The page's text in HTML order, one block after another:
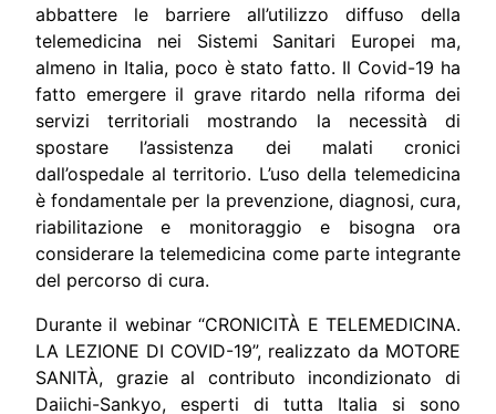
abbattere le barriere all’utilizzo diffuso della
telemedicina nei Sistemi Sanitari Europei ma,
almeno in Italia, poco è stato fatto. Il Covid-19 ha
fatto emergere il grave ritardo nella riforma dei
servizi territoriali mostrando la necessità di
spostare l’assistenza dei malati cronici
dall’ospedale al territorio. L’uso della telemedicina
è fondamentale per la prevenzione, diagnosi, cura,
riabilitazione e monitoraggio e bisogna ora
considerare la telemedicina come parte integrante
del percorso di cura.
Durante il webinar“CRONICITÀ E TELEMEDICINA.
LA LEZIONE DI COVID-19”, realizzato da MOTORE
SANITÀ, grazie al contributo incondizionato di
Daiichi-Sankyo, esperti di tutta Italia si sono